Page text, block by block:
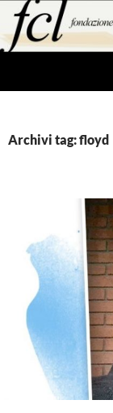
contenuto
Archivi tag: floyd